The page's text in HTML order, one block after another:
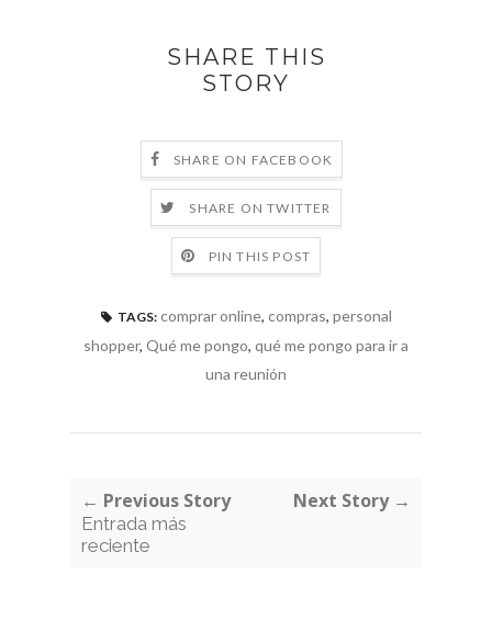
SHARE THIS
STORY
SHARE ON FACEBOOK
SHARE ON TWITTER
PIN THIS POST
TAGS: comprar online, compras, personal
shopper, Qué me pongo, qué me pongo para ir a
una reunión
← Previous Story
Entrada más
reciente
Next Story →